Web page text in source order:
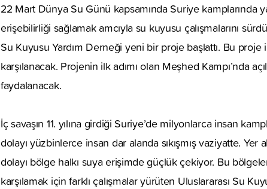
22 Mart Dünya Su Günü kapsamında Suriye kamplarında
erişebilirliği sağlamak amcıyla su kuyusu çalışmalarını
Su Kuyusu Yardım Derneği yeni bir proje başlattı. Bu proje
karşılanacak. Projenin ilk adımı olan Meşhed Kampı’nda
faydalanacak.
İç savaşın 11. yılına girdiği Suriye’de milyonlarca insan
dolayı yüzbinlerce insan dar alanda sıkışmış vaziyatte.
dolayı bölge halkı suya erişimde güçlük çekiyor. Bu
karşılamak için farklı çalışmalar yürüten Uluslararası Su